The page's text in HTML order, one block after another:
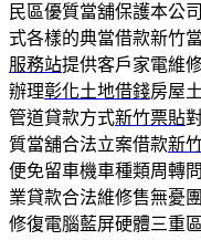
民區優質當舖保護本公
式各樣的典當借款新竹
服務站提供客戶家電維
辦理彰化土地借錢房屋
管道貸款方式新竹票貼
質當舖合法立案借款新
便免留車機車種類周轉
業貸款合法維修售無憂
修復電腦藍屏硬體三重